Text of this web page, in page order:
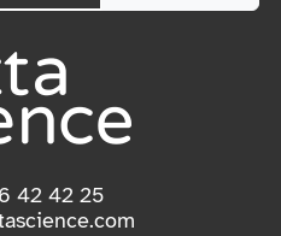
42 42 25